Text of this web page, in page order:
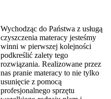
Wychodząc do Państwa z usługą
czyszczenia materacy jesteśmy
winni w pierwszej kolejności
podkreślić zalety tego
rozwiązania. Realizowane przez
nas pranie materacy to nie tylko
usunięcie z pomocą
profesjonalnego sprzętu